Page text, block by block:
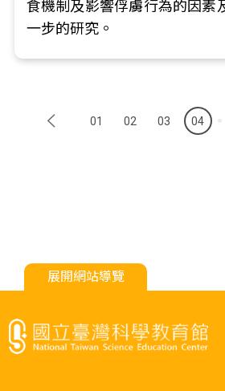
食機制及影響俘虜行為的因素
一步的研究。
01 02 03 04
展開網站導覽